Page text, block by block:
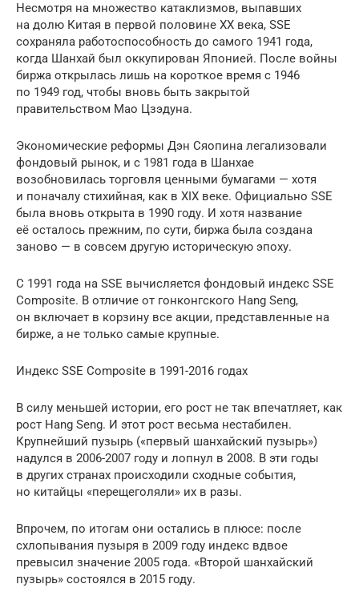
Несмотря на множество катаклизмов, выпавших
на долю Китая в первой половине XX века, SSE
сохраняла работоспособность до самого 1941 года,
когда Шанхай был оккупирован Японией. После войны
биржа открылась лишь на короткое время с 1946
по 1949 год, чтобы вновь быть закрытой
правительством Мао Цзэдуна.
Экономические реформы Дэн Сяопина легализовали
фондовый рынок, и с 1981 года в Шанхае
возобновилась торговля ценными бумагами — хотя
и поначалу стихийная, как в XIX веке. Официально SSE
была вновь открыта в 1990 году. И хотя название
её осталось прежним, по сути, биржа была создана
заново — в совсем другую историческую эпоху.
C 1991 года на SSE вычисляется фондовый индекс SSE
Composite. В отличие от гонконгского Hang Seng,
он включает в корзину все акции, представленные на
бирже, а не только самые крупные.
Индекс SSE Composite в 1991-2016 годах
В силу меньшей истории, его рост не так впечатляет, как
рост Hang Seng. И этот рост весьма нестабилен.
Крупнейший пузырь («первый шанхайский пузырь»)
надулся в 2006-2007 году и лопнул в 2008. В эти годы
в других странах происходили сходные события,
но китайцы «перещеголяли» их в разы.
Впрочем, по итогам они остались в плюсе: после
схлопывания пузыря в 2009 году индекс вдвое
превысил значение 2005 года. «Второй шанхайский
пузырь» состоялся в 2015 году.